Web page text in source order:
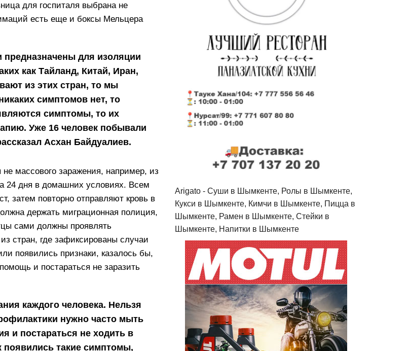
для госпиталя выбрана не
есть еще и боксы Мельцера
для изоляции
как Тайланд, Китай, Иран,
из этих стран, то мы
симптомов нет, то
симптомы, то их
Уже 16 человек побывали
Асхан Байдуалиев.
массового заражения, например, из
24 дня в домашних условиях. Всем
затем повторно отправляют кровь в
держать миграционная полиция,
сами должны проявлять
стран, где зафиксированы случаи
появились признаки, казалось бы,
и постараться не заразить
каждого человека. Нельзя
нужно часто мыть
и постараться не ходить в
появились такие симптомы,
Arigato - Cуши в Шымкенте, Ролы в Шымкенте,
Кукси в Шымкенте, Кимчи в Шымкенте, Пицца в
Шымкенте, Рамен в Шымкенте, Стейки в
Шымкенте, Напитки в Шымкенте